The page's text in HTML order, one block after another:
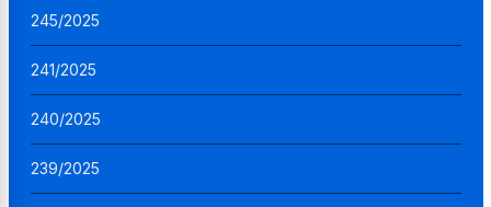
245/2025
241/2025
240/2025
239/2025